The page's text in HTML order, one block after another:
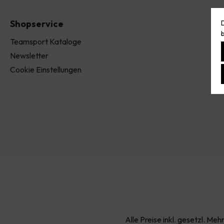
Shopservice
Teamsport Kataloge
Newsletter
Cookie Einstellungen
Alle Preise inkl. gesetzl.